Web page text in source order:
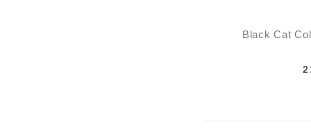
Black Cat